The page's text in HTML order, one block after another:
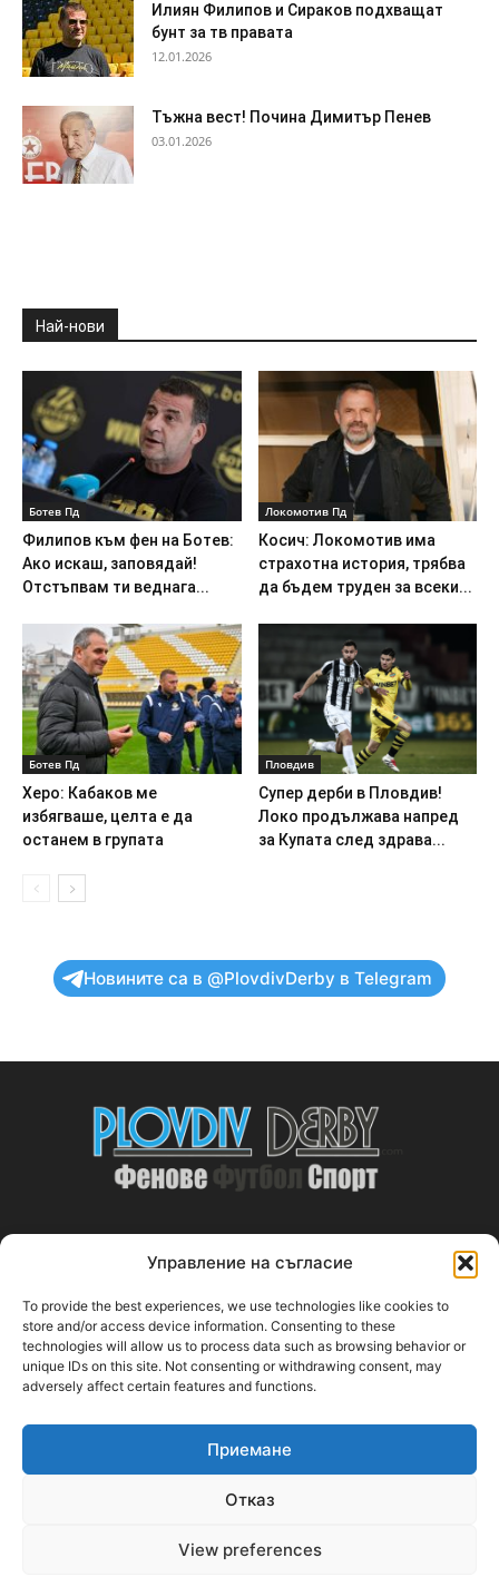
Управление на съгласие
To provide the best experiences, we use technologies like cookies to
store and/or access device information. Consenting to these
technologies will allow us to process data such as browsing behavior or
unique IDs on this site. Not consenting or withdrawing consent, may
adversely affect certain features and functions.
Приемане
Отказ
View preferences
Илиян Филипов и Сираков подхващат
бунт за тв правата
12.01.2026
Тъжна вест! Почина Димитър Пенев
03.01.2026
Най-нови
Ботев Пд
Филипов към фен на Ботев:
Ако искаш, заповядай!
Отстъпвам ти веднага...
Локомотив Пд
Косич: Локомотив има
страхотна история, трябва
да бъдем труден за всеки...
Ботев Пд
Херо: Кабаков ме
избягваше, целта е да
останем в групата
Пловдив
Супер дерби в Пловдив!
Локо продължава напред
за Купата след здрава...
Новините са в @PlovdivDerby в Telegram
ABOUT US
PlovdivDerby.com е първата пловдивска изцяло футболна
медия!
Свържи се с нас:plovdivderby.com@gmail.com
FOLLOW US